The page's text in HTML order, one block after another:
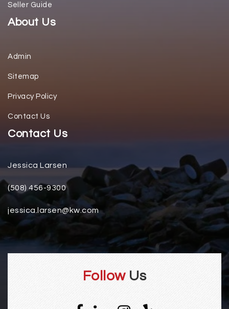
Seller Guide
About Us
Admin
Sitemap
Privacy Policy
Contact Us
Contact Us
Jessica Larsen
(508) 456-9300
jessica.larsen@kw.com
Follow Us